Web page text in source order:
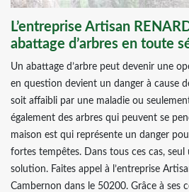
L’entreprise Artisan
abattage d’arbres en toute
Un abattage d’arbre peut devenir une
en question devient un danger à cause
soit affaibli par une maladie ou
également des arbres qui peuvent se
maison est qui représente un danger
fortes tempêtes. Dans tous ces cas,
solution. Faites appel à l’entreprise
Cambernon dans le 50200. Grâce à ses